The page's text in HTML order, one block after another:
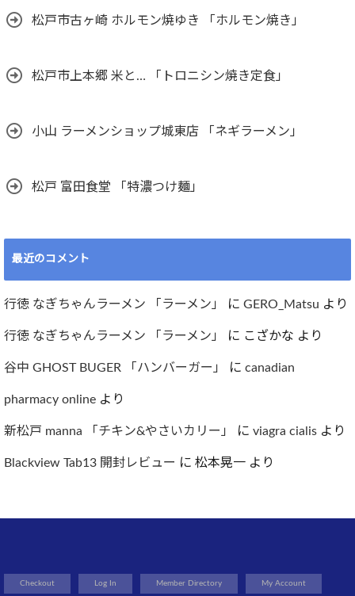
松戸市古ヶ崎 ホルモン焼ゆき 「ホルモン焼き」
松戸市上本郷 米と… 「トロニシン焼き定食」
小山 ラーメンショップ城東店 「ネギラーメン」
松戸 富田食堂 「特濃つけ麺」
最近のコメント
行徳 なぎちゃんラーメン 「ラーメン」 に GERO_Matsu より
行徳 なぎちゃんラーメン 「ラーメン」 に こざかな より
谷中 GHOST BUGER 「ハンバーガー」 に canadian
pharmacy online より
新松戸 manna 「チキン&やさいカリー」 に viagra cialis より
Blackview Tab13 開封レビュー に 松本晃一 より
Checkout Log In Member Directory My Account